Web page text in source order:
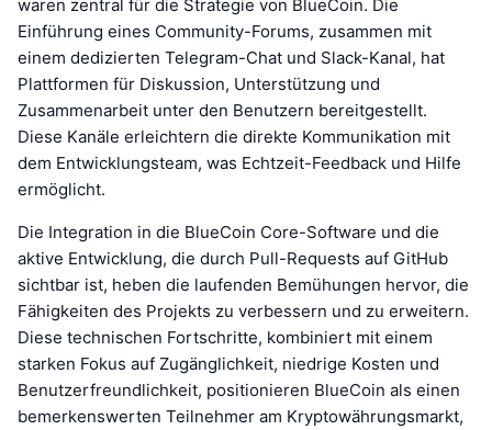
waren zentral für die Strategie von BlueCoin. Die
Einführung eines Community-Forums, zusammen mit
einem dedizierten Telegram-Chat und Slack-Kanal, hat
Plattformen für Diskussion, Unterstützung und
Zusammenarbeit unter den Benutzern bereitgestellt.
Diese Kanäle erleichtern die direkte Kommunikation mit
dem Entwicklungsteam, was Echtzeit-Feedback und Hilfe
ermöglicht.
Die Integration in die BlueCoin Core-Software und die
aktive Entwicklung, die durch Pull-Requests auf GitHub
sichtbar ist, heben die laufenden Bemühungen hervor, die
Fähigkeiten des Projekts zu verbessern und zu erweitern.
Diese technischen Fortschritte, kombiniert mit einem
starken Fokus auf Zugänglichkeit, niedrige Kosten und
Benutzerfreundlichkeit, positionieren BlueCoin als einen
bemerkenswerten Teilnehmer am Kryptowährungsmarkt,